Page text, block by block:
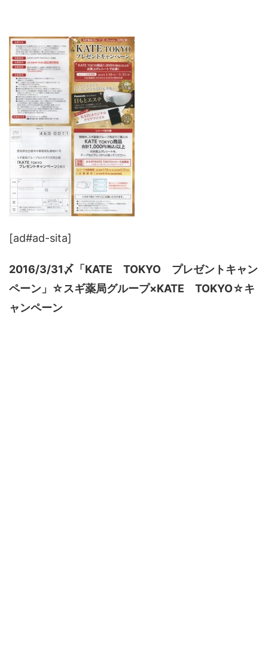
[ad#ad-sita]
2016/3/31〆「KATE TOKYO プレゼントキャン
ペーン」☆スギ薬局グループ×KATE TOKYO☆キ
ャンペーン